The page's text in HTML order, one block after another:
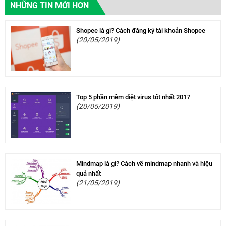
NHỮNG TIN MỚI HƠN
Shopee là gì? Cách đăng ký tài khoản Shopee
(20/05/2019)
Top 5 phần mềm diệt virus tốt nhất 2017
(20/05/2019)
Mindmap là gì? Cách vẽ mindmap nhanh và hiệu
quả nhất
(21/05/2019)